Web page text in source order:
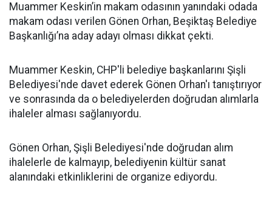
Muammer Keskin’in makam odasının yanındaki odada
makam odası verilen Gönen Orhan, Beşiktaş Belediye
Başkanlığı’na aday adayı olması dikkat çekti.
Muammer Keskin, CHP'li belediye başkanlarını Şişli
Belediyesi'nde davet ederek Gönen Orhan'ı tanıştırıyor
ve sonrasında da o belediyelerden doğrudan alımlarla
ihaleler alması sağlanıyordu.
Gönen Orhan, Şişli Belediyesi'nde doğrudan alım
ihalelerle de kalmayıp, belediyenin kültür sanat
alanındaki etkinliklerini de organize ediyordu.